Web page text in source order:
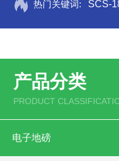
热门关键词: SCS-
产品分类
PRODUCT
电子地磅